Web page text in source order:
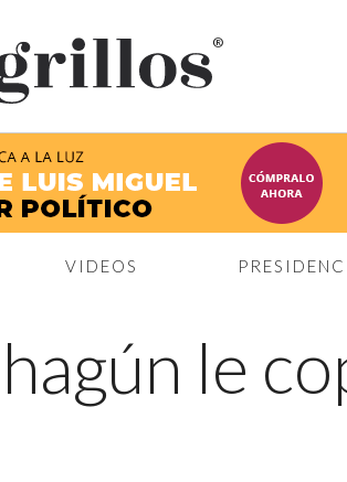
®
VIDEOS
le